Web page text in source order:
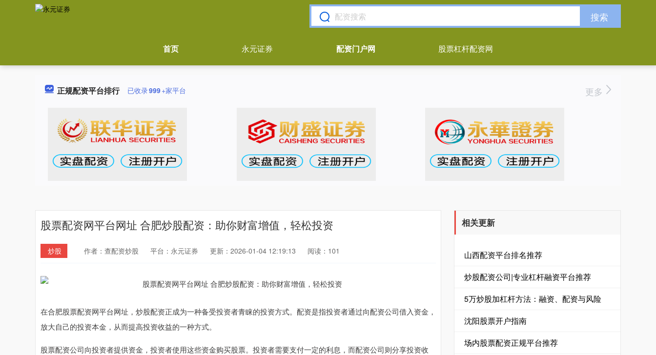
搜索
首页 永元证券 配资门户网 股票杠杆配资网
正规配资平台排行 已收录999+家平台 更多
股票配资网平台网址 合肥炒股配资：助你财富增值，轻松投资
炒股 作者：查配资炒股 平台：永元证券 更新：2026-01-04 12:19:13 阅读：101
在合肥股票配资网平台网址，炒股配资正成为一种备受投资者青睐的投资方式。配资是指投资者通过向配资公司借入资金，
放大自己的投资本金，从而提高投资收益的一种方式。
股票配资公司向投资者提供资金，投资者使用这些资金购买股票。投资者需要支付一定的利息，而配资公司则分享投资收
相关更新
山西配资平台排名推荐
炒股配资公司|专业杠杆融资平台推荐
5万炒股加杠杆方法：融资、配资与风险
沈阳股票开户指南
场内股票配资正规平台推荐